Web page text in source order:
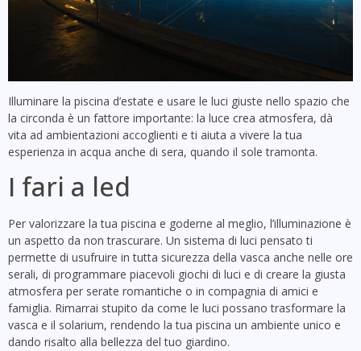
Illuminare la piscina d’estate e usare le luci giuste nello spazio che
la circonda è un fattore importante: la luce crea atmosfera, dà
vita ad ambientazioni accoglienti e ti aiuta a vivere la tua
esperienza in acqua anche di sera, quando il sole tramonta.
I fari a led
Per valorizzare la tua piscina e goderne al meglio, l’illuminazione è
un aspetto da non trascurare. Un sistema di luci pensato ti
permette di usufruire in tutta sicurezza della vasca anche nelle ore
serali, di programmare piacevoli giochi di luci e di creare la giusta
atmosfera per serate romantiche o in compagnia di amici e
famiglia. Rimarrai stupito da come le luci possano trasformare la
vasca e il solarium, rendendo la tua piscina un ambiente unico e
dando risalto alla bellezza del tuo giardino.